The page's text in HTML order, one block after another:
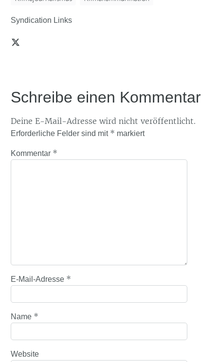
Syndication Links
Schreibe einen Kommentar
Deine E-Mail-Adresse wird nicht veröffentlicht.
Erforderliche Felder sind mit * markiert
Kommentar *
E-Mail-Adresse *
Name *
Website